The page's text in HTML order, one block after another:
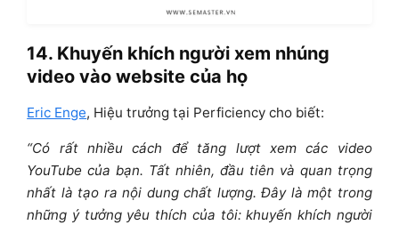
14. Khuyến khích người xem nhúng
video vào website của họ
Eric Enge, Hiệu trưởng tại Perficiency cho biết:
“Có rất nhiều cách để tăng lượt xem các video
YouTube của bạn. Tất nhiên, đầu tiên và quan trọng
nhất là tạo ra nội dung chất lượng.Đây là một trong
những ý tưởng yêu thích của tôi: khuyến khích người